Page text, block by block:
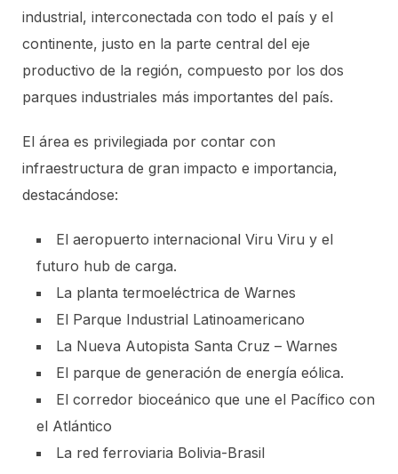
industrial, interconectada con todo el país y el
continente, justo en la parte central del eje
productivo de la región, compuesto por los dos
parques industriales más importantes del país.
El área es privilegiada por contar con
infraestructura de gran impacto e importancia,
destacándose:
El aeropuerto internacional Viru Viru y el
futuro hub de carga.
La planta termoeléctrica de Warnes
El Parque Industrial Latinoamericano
La Nueva Autopista Santa Cruz – Warnes
El parque de generación de energía eólica.
El corredor bioceánico que une el Pacífico con
el Atlántico
La red ferroviaria Bolivia-Brasil